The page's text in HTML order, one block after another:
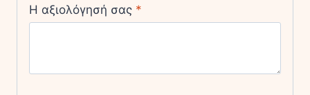
Η αξιολόγησή σας *